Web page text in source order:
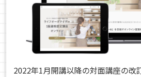
2022年1月開講以降の対面講座の改